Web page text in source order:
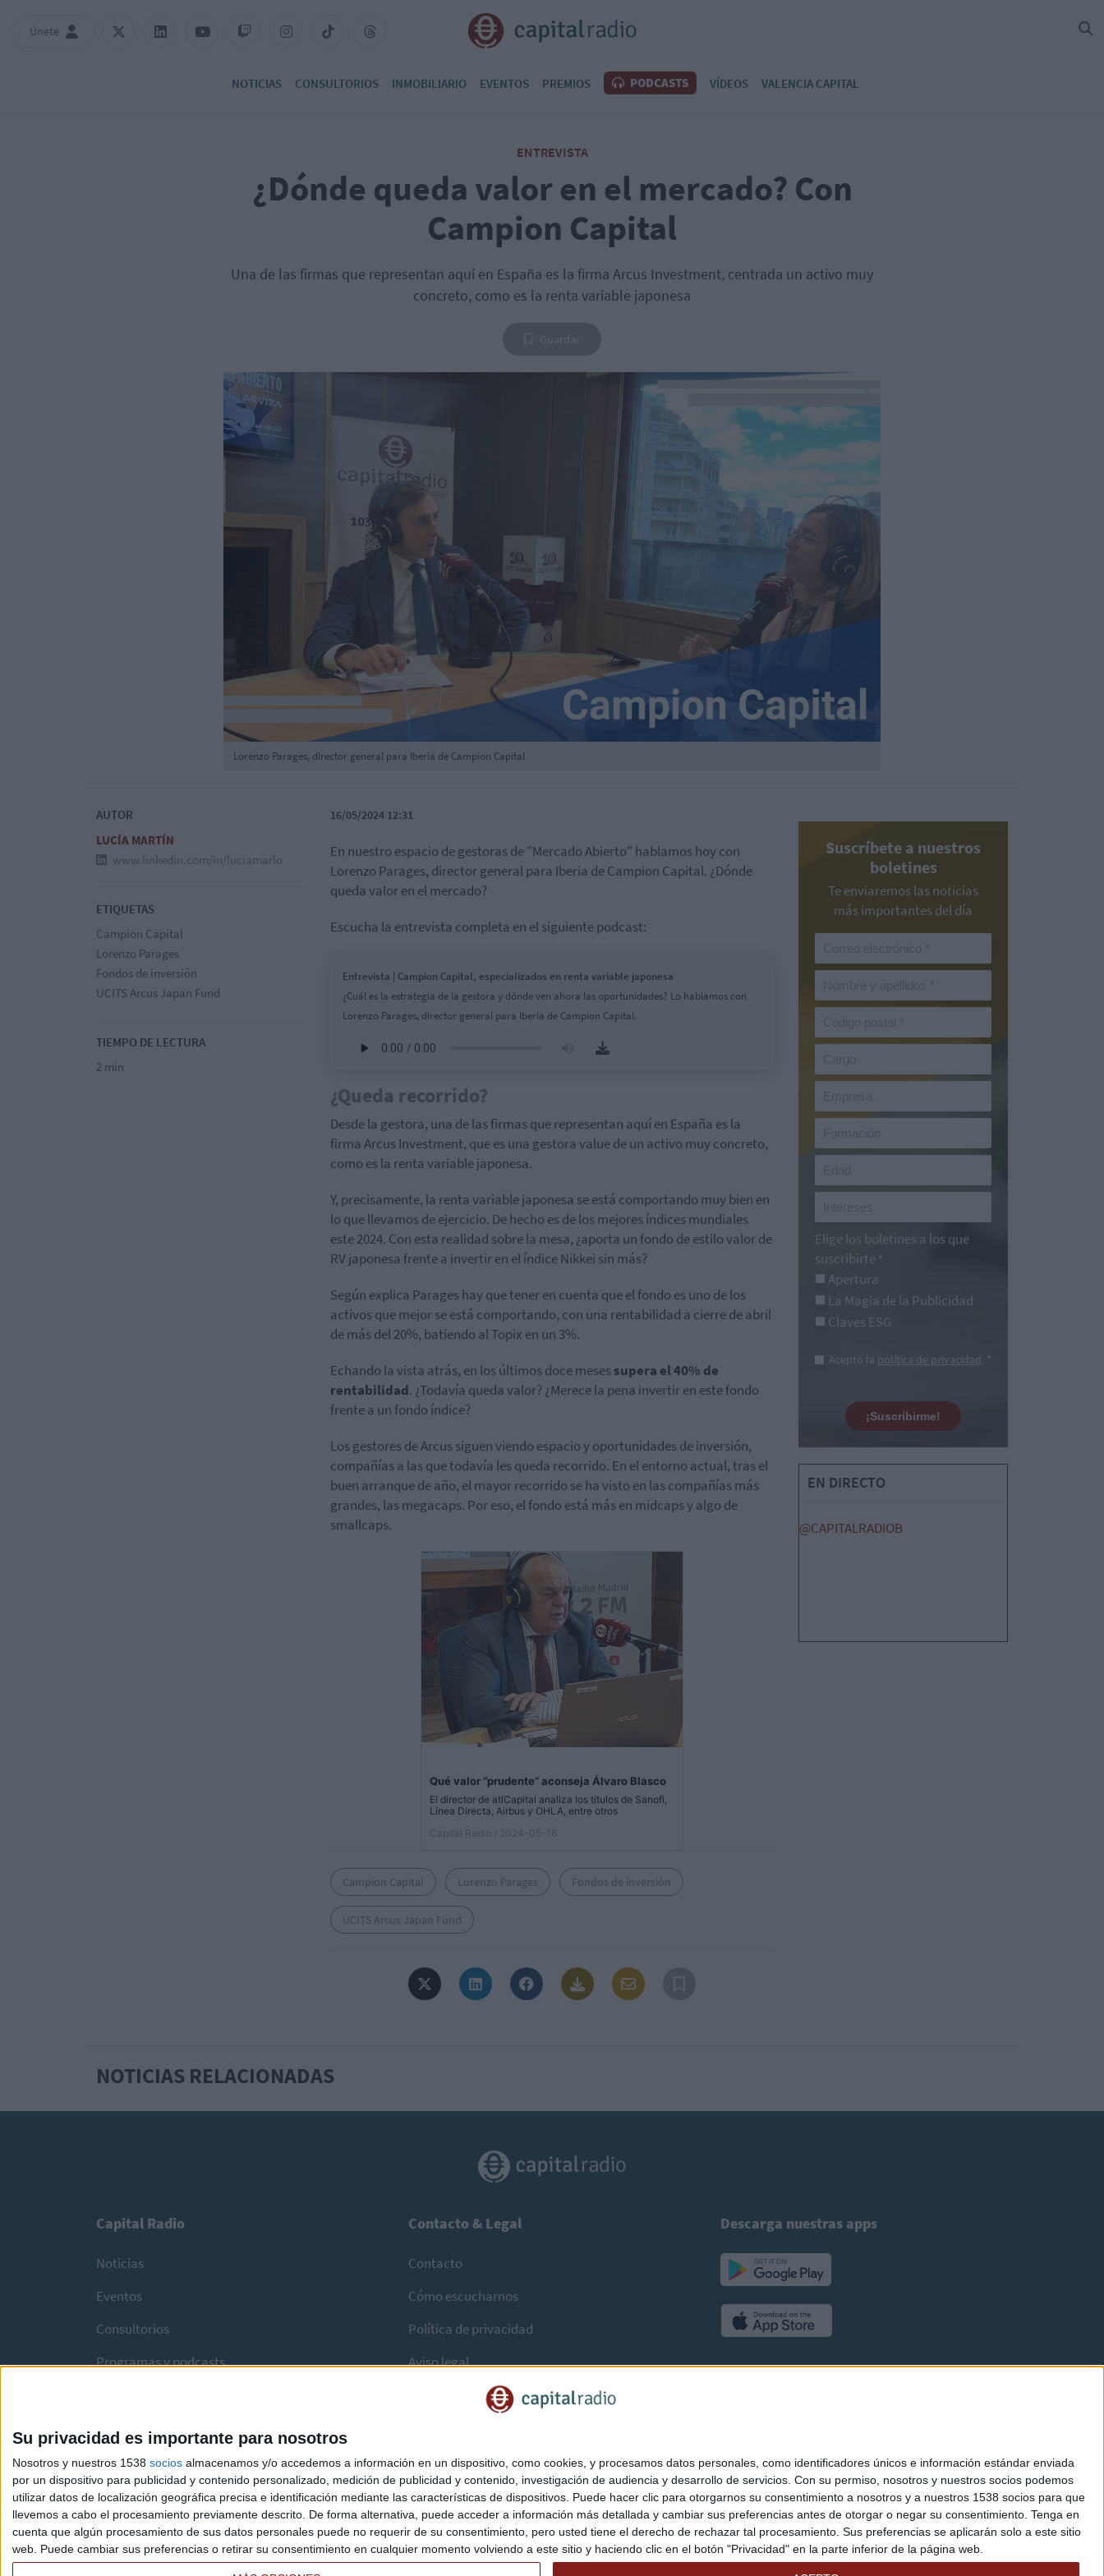
Su privacidad es importante para nosotros
Nosotros y nuestros 1538 socios almacenamos y/o accedemos a información en un dispositivo, como cookies, y procesamos datos personales, como identificadores únicos e información estándar enviada
por un dispositivo para publicidad y contenido personalizado, medición de publicidad y contenido, investigación de audiencia y desarrollo de servicios. Con su permiso, nosotros y nuestros socios podemos
utilizar datos de localización geográfica precisa e identificación mediante las características de dispositivos. Puede hacer clic para otorgarnos su consentimiento a nosotros y a nuestros 1538 socios para que
llevemos a cabo el procesamiento previamente descrito. De forma alternativa, puede acceder a información más detallada y cambiar sus preferencias antes de otorgar o negar su consentimiento. Tenga en
cuenta que algún procesamiento de sus datos personales puede no requerir de su consentimiento, pero usted tiene el derecho de rechazar tal procesamiento. Sus preferencias se aplicarán solo a este sitio
web. Puede cambiar sus preferencias o retirar su consentimiento en cualquier momento volviendo a este sitio y haciendo clic en el botón "Privacidad" en la parte inferior de la página web.
Únete
NOTICIAS CONSULTORIOS INMOBILIARIO EVENTOS PREMIOS PODCASTS VÍDEOS VALENCIA CAPITAL
ENTREVISTA
¿Dónde queda valor en el mercado? Con
Campion Capital
Una de las firmas que representan aquí en España es la firma Arcus Investment, centrada un activo muy
concreto, como es la renta variable japonesa
Lorenzo Parages, director general para Iberia de Campion Capital
AUTOR
LUCÍA MARTÍN
www.linkedin.com/in/luciamarlo
ETIQUETAS
Campion Capital
Lorenzo Parages
Fondos de inversión
UCITS Arcus Japan Fund
TIEMPO DE LECTURA
2 min
16/05/2024 12:31
En nuestro espacio de gestoras de "Mercado Abierto" hablamos hoy con
Lorenzo Parages, director general para Iberia de Campion Capital. ¿Dónde
queda valor en el mercado?
Escucha la entrevista completa en el siguiente podcast:
Entrevista | Campion Capital, especializados en renta variable japonesa
¿Cuál es la estrategia de la gestora y dónde ven ahora las oportunidades? Lo hablamos con
Lorenzo Parages, director general para Iberia de Campion Capital.
¿Queda recorrido?
Desde la gestora, una de las firmas que representan aquí en España es la
firma Arcus Investment, que es una gestora value de un activo muy concreto,
como es la renta variable japonesa.
Y, precisamente, la renta variable japonesa se está comportando muy bien en
lo que llevamos de ejercicio. De hecho es de los mejores índices mundiales
este 2024. Con esta realidad sobre la mesa, ¿aporta un fondo de estilo valor de
RV japonesa frente a invertir en el índice Nikkei sin más?
Según explica Parages hay que tener en cuenta que el fondo es uno de los
activos que mejor se está comportando, con una rentabilidad a cierre de abril
de más del 20%, batiendo al Topix en un 3%.
Echando la vista atrás, en los últimos doce mesessupera el 40% de
rentabilidad. ¿Todavía queda valor? ¿Merece la pena invertir en este fondo
frente a un fondo índice?
Los gestores de Arcus siguen viendo espacio y oportunidades de inversión,
compañías a las que todavía les queda recorrido. En el entorno actual, tras el
buen arranque de año, el mayor recorrido se ha visto en las compañías más
grandes, las megacaps. Por eso, el fondo está más en midcaps y algo de
smallcaps.
Qué valor “prudente” aconseja Álvaro Blasco
El director de atlCapital analiza los títulos de Sanofi,
Línea Directa, Airbus y OHLA, entre otros
Capital Radio
/ 2024-05-16
Campion Capital Lorenzo Parages Fondos de inversión
UCITS Arcus Japan Fund
Suscríbete a nuestros
boletines
Te enviaremos las noticias
más importantes del día
Elige los boletines a los que
suscribirte *
Apertura
La Magia de la Publicidad
Claves ESG
Acepto la política de privacidad. *
¡Suscribirme!
EN DIRECTO
@CAPITALRADIOB
NOTICIAS RELACIONADAS
Capital Radio
Noticias
Eventos
Consultorios
Programas y podcasts
Contacto & Legal
Contacto
Cómo escucharnos
Política de privacidad
Aviso legal
Descarga nuestras apps